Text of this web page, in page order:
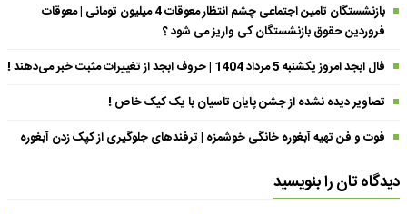
بازنشستگان تامین اجتماعی چشم انتظار معوقات 4 میلیون تومانی | معوقات
فروردین حقوق بازنشستگان کی واریز می شود ؟
فال ابجد امروز یکشنبه 5 مرداد 1404 | حروف ابجد از تغییرات مثبت خبر می‌دهند !
تصاویر دیده نشده از جشن پایان تاسیان با یک کیک خاص !
فوت و فن تهیه آبغوره خانگی خوشمزه | ترفندهای جلوگیری از کپک زدن آبغوره
دیدگاه تان را بنویسید